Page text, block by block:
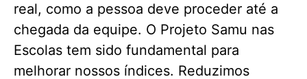
real, como a pessoa deve proceder até a
chegada da equipe. O Projeto Samu nas
Escolas tem sido fundamental para
melhorar nossos índices. Reduzimos